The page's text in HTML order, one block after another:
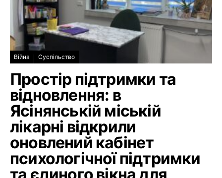
Війна Суспільство
Простір підтримки та
відновлення: в
Ясінянській міській
лікарні відкрили
оновлений кабінет
психологічної підтримки